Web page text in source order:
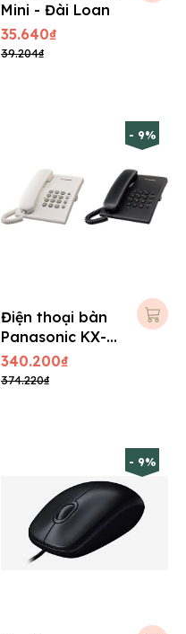
Mini - Đài Loan
35.640₫
39.204₫
- 9%
Điện thoại bàn
Panasonic KX-
TS 500
340.200₫
374.220₫
- 9%